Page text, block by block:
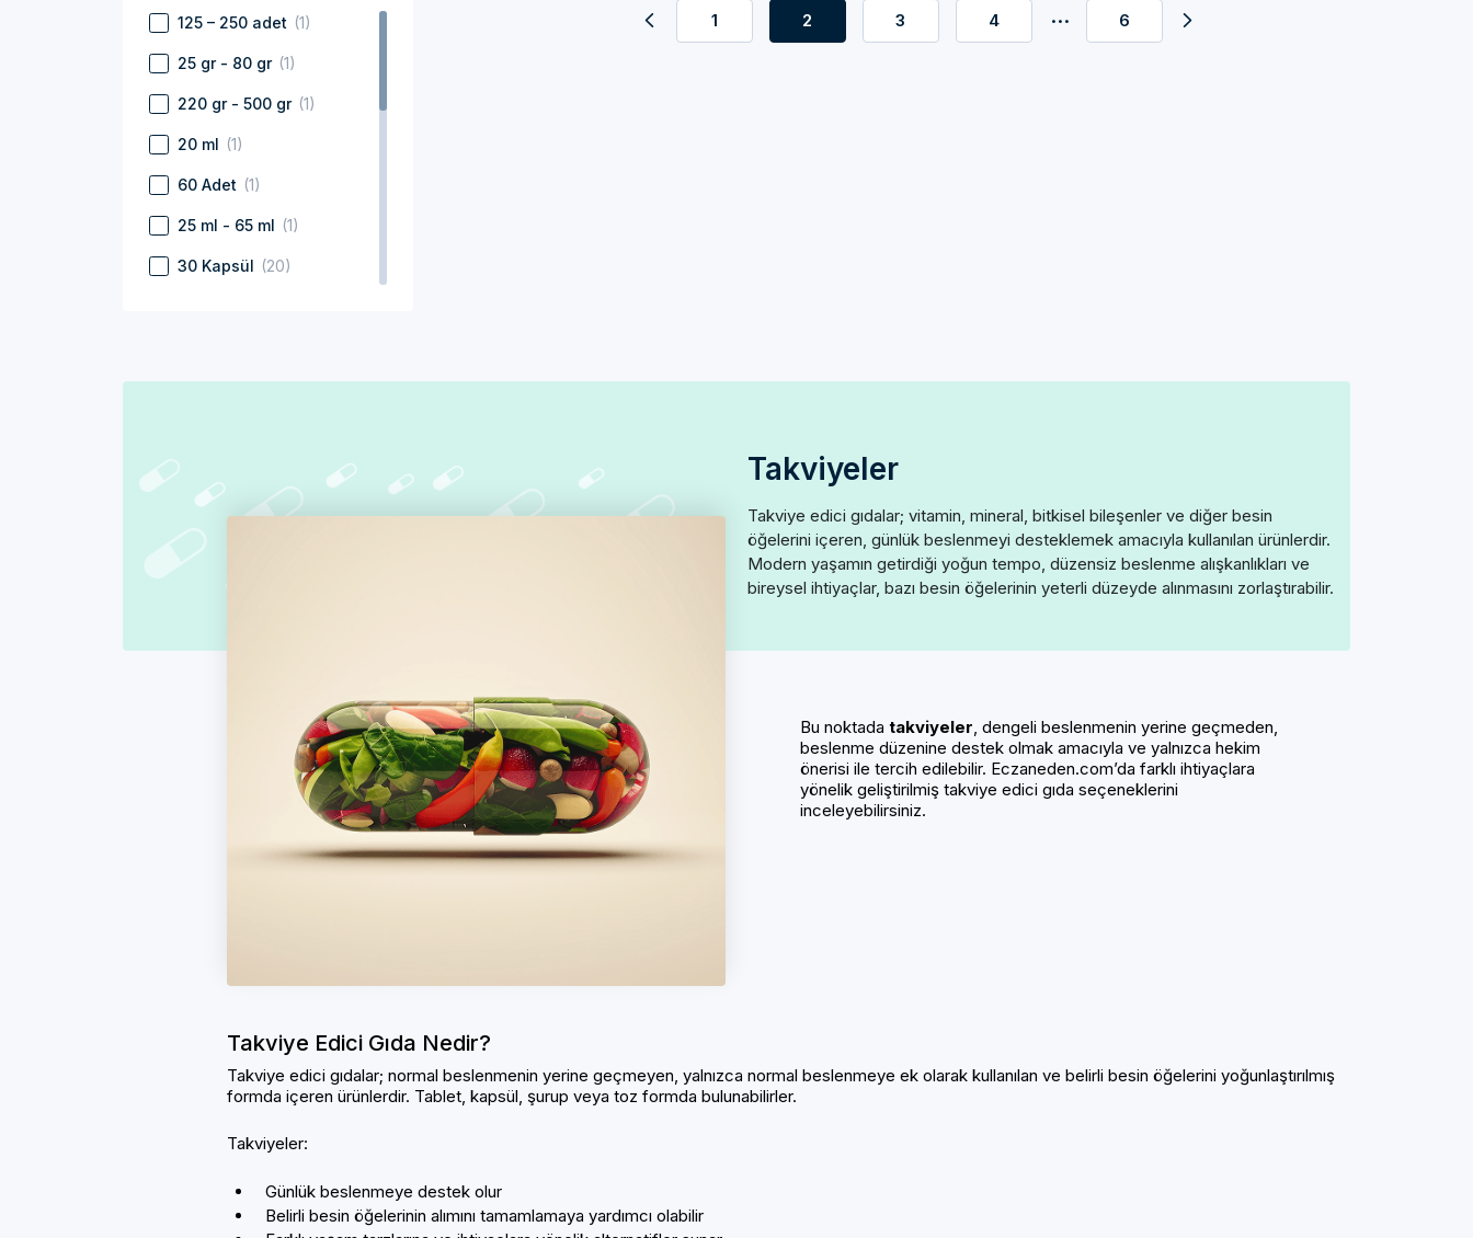
Spreyli Şişe
Tablet (25)
Toz
Tüp (1)
Yağ (5)
Yumuşak Kapsül
125 – 250 adet (1)
25 gr - 80 gr (1)
220 gr - 500 gr (1)
20 ml (1)
60 Adet (1)
25 ml - 65 ml (1)
30 Kapsül (20)
150 ml (6)
30 Saşe
30 Tablet
(3)
1 2 3 4 ... 6
Takviyeler
Takviye edici gıdalar; vitamin, mineral, bitkisel bileşenler ve diğer besin
öğelerini içeren, günlük beslenmeyi desteklemek amacıyla kullanılan ürünlerdir.
Modern yaşamın getirdiği yoğun tempo, düzensiz beslenme alışkanlıkları ve
bireysel ihtiyaçlar, bazı besin öğelerinin yeterli düzeyde alınmasını zorlaştırabilir.
Bu noktada takviyeler, dengeli beslenmenin yerine geçmeden,
beslenme düzenine destek olmak amacıyla ve yalnızca hekim
önerisi ile tercih edilebilir. Eczaneden.com’da farklı ihtiyaçlara
yönelik geliştirilmiş takviye edici gıda seçeneklerini
inceleyebilirsiniz.
Takviye Edici Gıda Nedir?
Takviye edici gıdalar; normal beslenmenin yerine geçmeyen, yalnızca normal beslenmeye ek olarak kullanılan ve belirli besin öğelerini yoğunlaştırılmış
formda içeren ürünlerdir. Tablet, kapsül, şurup veya toz formda bulunabilirler.
Takviyeler:
Günlük beslenmeye destek olur
Belirli besin öğelerinin alımını tamamlamaya yardımcı olabilir